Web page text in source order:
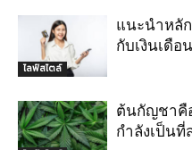
ไลฟ์สไตล์
แนะนำหลัก
กับเงินเดือ
ต้นกัญชาคื
กำลังเป็นที่